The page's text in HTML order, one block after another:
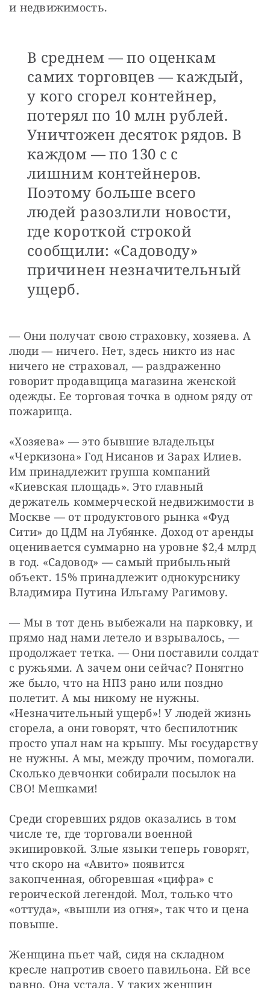
и недвижимость.
В среднем — по оценкам
самих торговцев — каждый,
у кого сгорел контейнер,
потерял по 10 млн рублей.
Уничтожен десяток рядов. В
каждом — по 130 c с
лишним контейнеров.
Поэтому больше всего
людей разозлили новости,
где короткой строкой
сообщили: «Садоводу»
причинен незначительный
ущерб.
— Они получат свою страховку, хозяева. А
люди — ничего. Нет, здесь никто из нас
ничего не страховал, — раздраженно
говорит продавщица магазина женской
одежды. Ее торговая точка в одном ряду от
пожарища.
«Хозяева» — это бывшие владельцы
«Черкизона» Год Нисанов и Зарах Илиев.
Им принадлежит группа компаний
«Киевская площадь». Это главный
держатель коммерческой недвижимости в
Москве — от продуктового рынка «Фуд
Сити» до ЦДМ на Лубянке. Доход от аренды
оценивается суммарно на уровне $2,4 млрд
в год. «Садовод» — самый прибыльный
объект. 15% принадлежит однокурснику
Владимира Путина Ильгаму Рагимову.
— Мы в тот день выбежали на парковку, и
прямо над нами летело и взрывалось, —
продолжает тетка. — Они поставили солдат
с ружьями. А зачем они сейчас? Понятно
же было, что на НПЗ рано или поздно
полетит. А мы никому не нужны.
«Незначительный ущерб»! У людей жизнь
сгорела, а они говорят, что беспилотник
просто упал нам на крышу. Мы государству
не нужны. А мы, между прочим, помогали.
Сколько девчонки собирали посылок на
СВО! Мешками!
Среди сгоревших рядов оказались в том
числе те, где торговали военной
экипировкой. Злые языки теперь говорят,
что скоро на «Авито» появится
закопченная, обгоревшая «цифра» с
героической легендой. Мол, только что
«оттуда», «вышли из огня», так что и цена
повыше.
Женщина пьет чай, сидя на складном
кресле напротив своего павильона. Ей все
равно. Она устала. У таких женщин